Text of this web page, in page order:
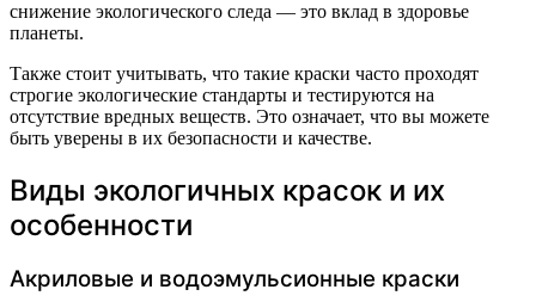
снижение экологического следа — это вклад в здоровье
планеты.
Также стоит учитывать, что такие краски часто проходят
строгие экологические стандарты и тестируются на
отсутствие вредных веществ. Это означает, что вы можете
быть уверены в их безопасности и качестве.
Виды экологичных красок и их
особенности
Акриловые и водоэмульсионные краски